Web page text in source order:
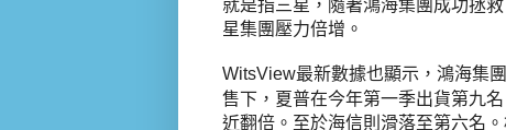
星集團壓力倍增。
WitsView最新數據也顯示，鴻海集
售下，夏普在今年第一季出貨第九
近翻倍。至於海信則滑落至第六名